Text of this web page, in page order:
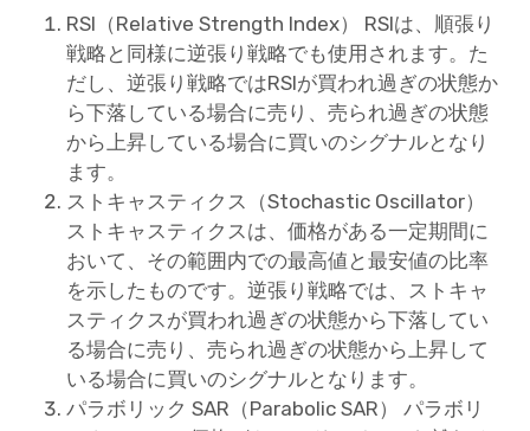
RSI（Relative Strength Index） RSIは、順張り
戦略と同様に逆張り戦略でも使用されます。た
だし、逆張り戦略ではRSIが買われ過ぎの状態か
ら下落している場合に売り、売られ過ぎの状態
から上昇している場合に買いのシグナルとなり
ます。
ストキャスティクス（Stochastic Oscillator）
ストキャスティクスは、価格がある一定期間に
おいて、その範囲内での最高値と最安値の比率
を示したものです。逆張り戦略では、ストキャ
スティクスが買われ過ぎの状態から下落してい
る場合に売り、売られ過ぎの状態から上昇して
いる場合に買いのシグナルとなります。
パラボリック SAR（Parabolic SAR） パラボリ